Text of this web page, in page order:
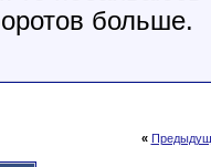
больше.
«